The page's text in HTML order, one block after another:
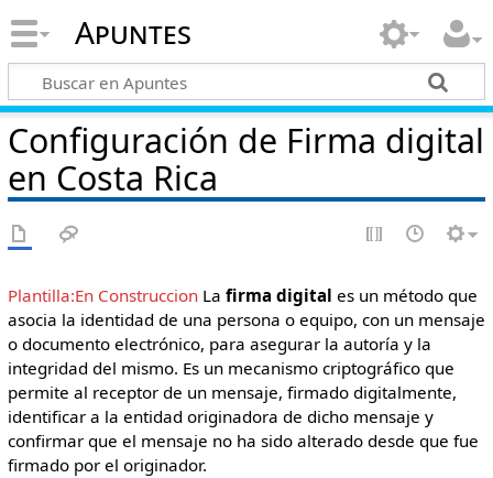
Apuntes
Configuración de Firma digital
en Costa Rica
Plantilla:En ConstruccionLa firma digital es un método que
asocia la identidad de una persona o equipo, con un mensaje
o documento electrónico, para asegurar la autoría y la
integridad del mismo. Es un mecanismo criptográfico que
permite al receptor de un mensaje, firmado digitalmente,
identificar a la entidad originadora de dicho mensaje y
confirmar que el mensaje no ha sido alterado desde que fue
firmado por el originador.